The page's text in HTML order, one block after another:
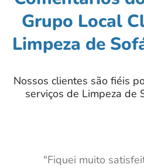
Grupo Local
Limpeza de
Nossos clientes são fiéis
serviços de Limpeza de
"Fiquei muito